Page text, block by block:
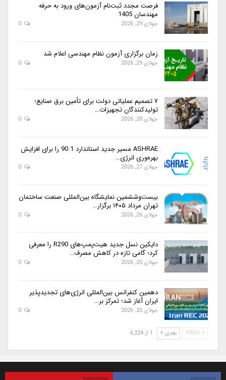
فرصت مجدد ثبت‌نام آزمون‌های ورود به حرفه
مهندسان 1405
جولای 29, 2026
زمان برگزاری آزمون نظام مهندسی اعلام شد
جولای 29, 2026
۷ تصمیم عملیاتی دولت برای تأمین برق صنایع؛
تولیدکنندگان تجهیزات…
جولای 28, 2026
ASHRAE مسیر جدید استاندارد 90.1 را برای افزایش
بهره‌وری انرژی…
جولای 27, 2026
بیست‌وششمین نمایشگاه بین‌المللی صنعت ساختمان
تهران مرداد ۱۴۰۵ برگزار…
جولای 26, 2026
دایکین نسل جدید هیت‌پمپ‌های R290 را معرفی
کرد؛ گامی تازه در کاهش مصرف…
جولای 25, 2026
دهمین کنفرانس بین‌المللی انرژی‌های تجدیدپذیر
ایران آغاز شد؛ تمرکز بر…
جولای 25, 2026
بعدی 1 از 4,224